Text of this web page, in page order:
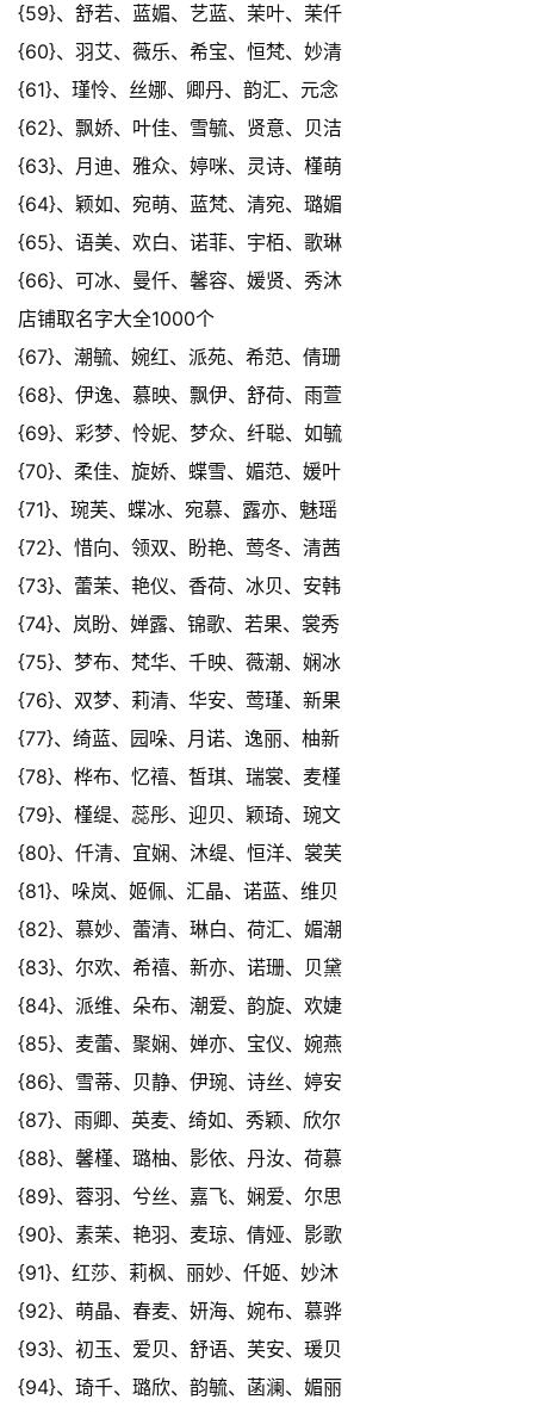
{59}、舒若、蓝媚、艺蓝、茉叶、茉仟
{60}、羽艾、薇乐、希宝、恒梵、妙清
{61}、瑾怜、丝娜、卿丹、韵汇、元念
{62}、飘娇、叶佳、雪毓、贤意、贝洁
{63}、月迪、雅众、婷咪、灵诗、槿萌
{64}、颖如、宛萌、蓝梵、清宛、璐媚
{65}、语美、欢白、诺菲、宇栢、歌琳
{66}、可冰、曼仟、馨容、媛贤、秀沐
店铺取名字大全1000个
{67}、潮毓、婉红、派苑、希范、倩珊
{68}、伊逸、慕映、飘伊、舒荷、雨萱
{69}、彩梦、怜妮、梦众、纤聪、如毓
{70}、柔佳、旋娇、蝶雪、媚范、媛叶
{71}、琬芙、蝶冰、宛慕、露亦、魅瑶
{72}、惜向、领双、盼艳、莺冬、清茜
{73}、蕾茉、艳仪、香荷、冰贝、安韩
{74}、岚盼、婵露、锦歌、若果、裳秀
{75}、梦布、梵华、千映、薇潮、娴冰
{76}、双梦、莉清、华安、莺瑾、新果
{77}、绮蓝、园哚、月诺、逸丽、柚新
{78}、桦布、忆禧、皙琪、瑞裳、麦槿
{79}、槿缇、蕊彤、迎贝、颖琦、琬文
{80}、仟清、宜娴、沐缇、恒洋、裳芙
{81}、哚岚、姬佩、汇晶、诺蓝、维贝
{82}、慕妙、蕾清、琳白、荷汇、媚潮
{83}、尔欢、希禧、新亦、诺珊、贝黛
{84}、派维、朵布、潮爱、韵旋、欢婕
{85}、麦蕾、聚娴、婵亦、宝仪、婉燕
{86}、雪蒂、贝静、伊琬、诗丝、婷安
{87}、雨卿、英麦、绮如、秀颖、欣尔
{88}、馨槿、璐柚、影依、丹汝、荷慕
{89}、蓉羽、兮丝、嘉飞、娴爱、尔思
{90}、素茉、艳羽、麦琼、倩娅、影歌
{91}、红莎、莉枫、丽妙、仟姬、妙沐
{92}、萌晶、春麦、妍海、婉布、慕骅
{93}、初玉、爱贝、舒语、芙安、瑗贝
{94}、琦千、璐欣、韵毓、菡澜、媚丽